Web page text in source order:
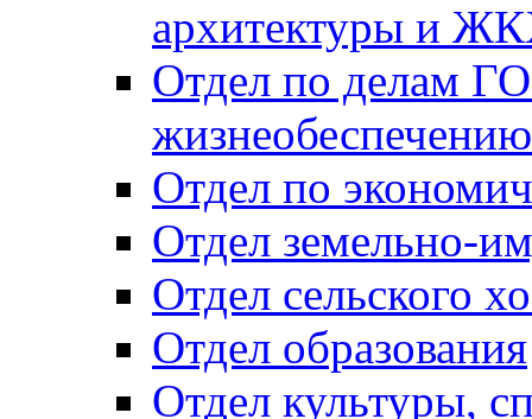
архитектуры и
Отдел по делам
Отдел по
Отдел земельно-
Отдел сельского
Отдел образования
Отдел культуры,